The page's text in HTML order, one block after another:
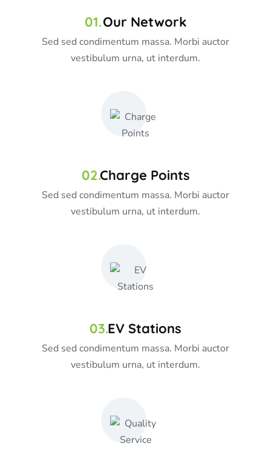
Our Network
Sed sed condimentum massa. Morbi auctor
vestibulum urna, ut interdum.
Charge Points
Sed sed condimentum massa. Morbi auctor
vestibulum urna, ut interdum.
EV Stations
Sed sed condimentum massa. Morbi auctor
vestibulum urna, ut interdum.